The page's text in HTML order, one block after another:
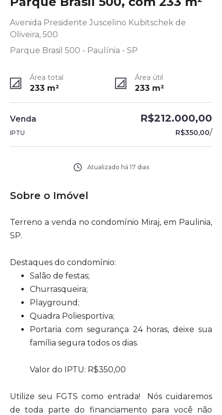
Avenida Presidente Juscelino Kubitschek de
Oliveira, 500
Parque Brasil 500 - Paulínia - SP
Área total
233 m²
Área útil
233 m²
Venda R$212.000,00
IPTU R$350,00/
Atualizado há 17 dias
Sobre o Imóvel
Terreno a venda no condomínio Miraj, em Paulinia,
SP.
Destaques do condomínio:
Salão de festas;
Churrasqueira;
Playground;
Quadra Poliesportiva;
Portaria com segurança 24 horas, deixe sua
família segura todos os dias.
Valor do IPTU: R$350,00
Utilize seu FGTS como entrada! Nós cuidaremos
de toda parte do financiamento para você não